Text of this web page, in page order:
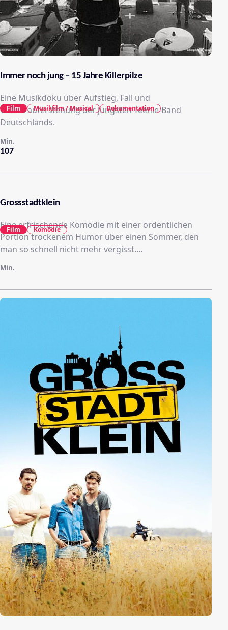
Immer noch jung – 15 Jahre Killerpilze
Eine Musikdoku über Aufstieg, Fall und
Wiederauferstehung der jüngsten Teenie-Band
Deutschlands.
107
Min.
Film Musikfilm / Musical Dokumentation
Grossstadtklein
Eine erfrischende Komödie mit einer ordentlichen
Portion trockenem Humor über einen Sommer, den
man so schnell nicht mehr vergisst....
Min.
Film Komödie